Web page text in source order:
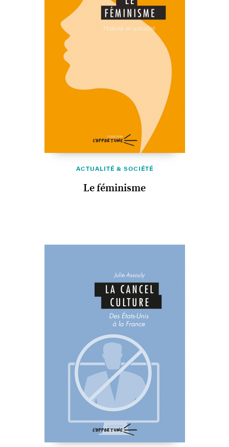
ACTUALITÉ & SOCIÉTÉ
Le féminisme